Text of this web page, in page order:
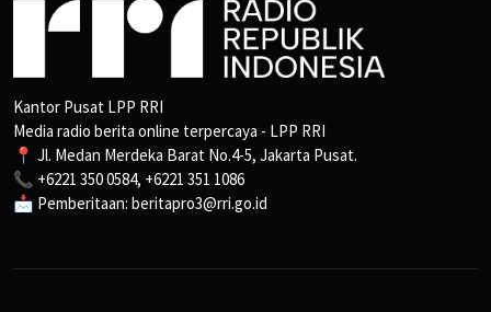
Kantor Pusat LPP RRI
Media radio berita online terpercaya - LPP RRI
📍 Jl. Medan Merdeka Barat No.4-5, Jakarta Pusat.
📞 +6221 350 0584, +6221 351 1086
📩 Pemberitaan: beritapro3@rri.go.id